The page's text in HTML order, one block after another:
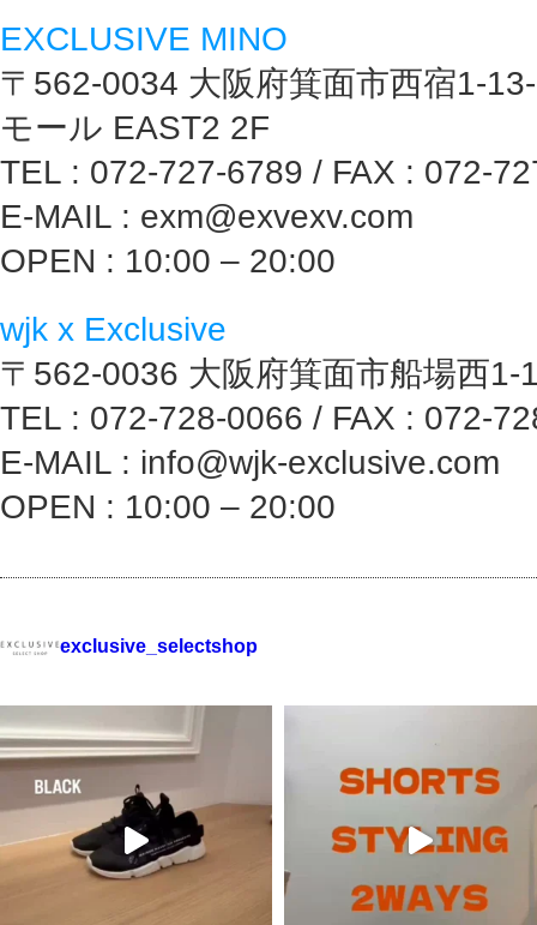
EXCLUSIVE MINO
〒562-0034 大阪府箕面市西宿1-
モール EAST2 2F
TEL : 072-727-6789 / FAX : 072-
E-MAIL : exm@exvexv.com
OPEN : 10:00 – 20:00
wjk x Exclusive
〒562-0036 大阪府箕面市船場西1-
TEL : 072-728-0066 / FAX : 072-
E-MAIL : info@wjk-exclusive.com
OPEN : 10:00 – 20:00
exclusive_selectshop